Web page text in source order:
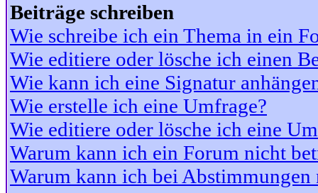
Beiträge schreiben
Wie schreibe ich ein Thema in ein
Wie editiere oder lösche ich einen
Wie kann ich eine Signatur
Wie erstelle ich eine Umfrage?
Wie editiere oder lösche ich eine
Warum kann ich ein Forum nicht
Warum kann ich bei